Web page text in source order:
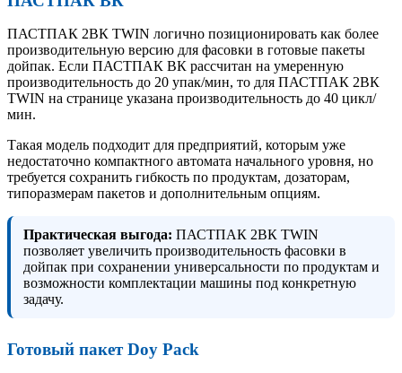
ПАСТПАК 2ВК TWIN логично позиционировать как более
производительную версию для фасовки в готовые пакеты
дойпак. Если ПАСТПАК ВК рассчитан на умеренную
производительность до 20 упак/мин, то для ПАСТПАК 2ВК
TWIN на странице указана производительность до 40 цикл/
мин.
Такая модель подходит для предприятий, которым уже
недостаточно компактного автомата начального уровня, но
требуется сохранить гибкость по продуктам, дозаторам,
типоразмерам пакетов и дополнительным опциям.
Практическая выгода: ПАСТПАК 2ВК TWIN
позволяет увеличить производительность фасовки в
дойпак при сохранении универсальности по продуктам и
возможности комплектации машины под конкретную
задачу.
Готовый пакет Doy Pack